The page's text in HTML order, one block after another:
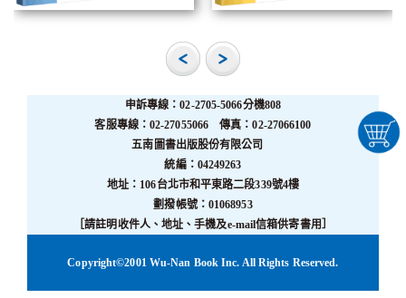
申訴專線：02-2705-5066分機808
客服專線：02-27055066 傳真：02-27066100
五南圖書出版股份有限公司
統編：04249263
地址：106台北市和平東路二段339號4樓
劃撥帳號：01068953
［請註明收件人、地址、手機及e-mail信箱供寄書用］
Copyright©2001 Wu-Nan Book Inc. All Rights Reserved.